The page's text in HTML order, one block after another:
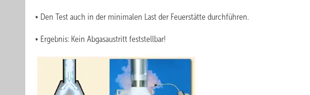
• Den Test auch in der minimalen Last der Feuerstätte durchführen.
• Ergebnis: Kein Abgasaustritt feststellbar!